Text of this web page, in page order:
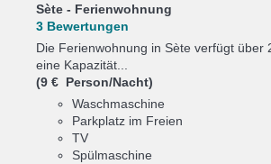
Sète - Ferienwohnung
3 Bewertungen
Die Ferienwohnung in Sète verfügt über
eine Kapazität...
(9 € Person/Nacht)
Waschmaschine
Parkplatz im Freien
TV
Spülmaschine